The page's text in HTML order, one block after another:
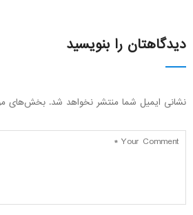
دیدگاهتان را بنویسید
نشانی ایمیل شما منتشر نخواهد شد. بخش‌های